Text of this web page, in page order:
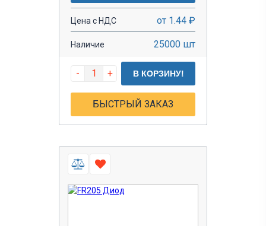
Цена с НДС от 1.44 ₽
Наличие 25000 шт
- + В КОРЗИНУ!
БЫСТРЫЙ ЗАКАЗ